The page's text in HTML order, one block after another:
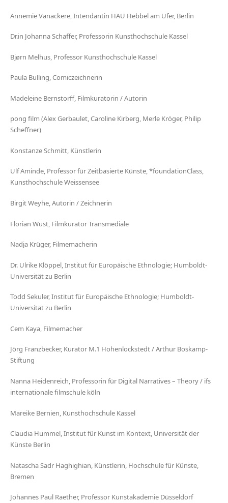
Annemie Vanackere, Intendantin HAU Hebbel am Ufer, Berlin
Dr.in Johanna Schaffer, Professorin Kunsthochschule Kassel
Bjørn Melhus, Professor Kunsthochschule Kassel
Paula Bulling, Comiczeichnerin
Madeleine Bernstorff, Filmkuratorin / Autorin
pong film (Alex Gerbaulet, Caroline Kirberg, Merle Kröger, Philip
Scheffner)
Konstanze Schmitt, Künstlerin
Ulf Aminde, Professor für Zeitbasierte Künste, *foundationClass,
Kunsthochschule Weissensee
Birgit Weyhe, Autorin / Zeichnerin
Florian Wüst, Filmkurator Transmediale
Nadja Krüger, Filmemacherin
Dr. Ulrike Klöppel, Institut für Europäische Ethnologie; Humboldt-
Universität zu Berlin
Todd Sekuler, Institut für Europäische Ethnologie; Humboldt-
Universität zu Berlin
Cem Kaya, Filmemacher
Jörg Franzbecker, Kurator M.1 Hohenlockstedt / Arthur Boskamp-
Stiftung
Nanna Heidenreich, Professorin für Digital Narratives – Theory / ifs
internationale filmschule köln
Mareike Bernien, Kunsthochschule Kassel
Claudia Hummel, Institut für Kunst im Kontext, Universität der
Künste Berlin
Natascha Sadr Haghighian, Künstlerin, Hochschule für Künste,
Bremen
Johannes Paul Raether, Professor Kunstakademie Düsseldorf